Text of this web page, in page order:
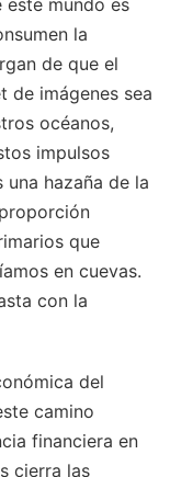
este mundo es
la
de que el
de imágenes sea
océanos,
impulsos
hazaña de la
que
en cuevas.
con la
del
camino
financiera en
cierra las